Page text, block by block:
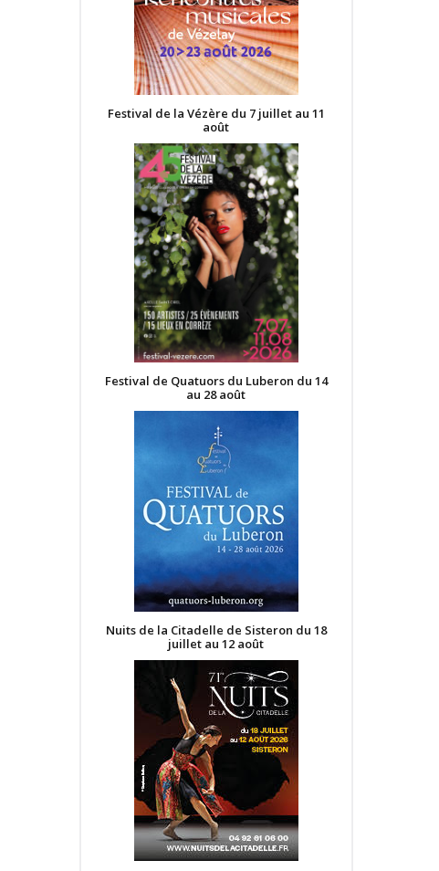
Festival de la Vézère du 7 juillet au 11
août
Festival de Quatuors du Luberon du 14
au 28 août
Nuits de la Citadelle de Sisteron du 18
juillet au 12 août